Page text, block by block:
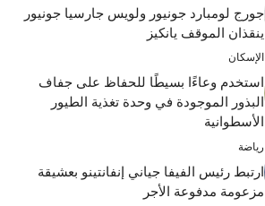
جورج لومبارد جونيور ولويس جارسيا جونيور
ينقذان الموقف يانكيز
الإسكان
استخدم وعاءًا بسيطًا للحفاظ على جفاف
البذور الموجودة في وحدة تغذية الطيور
الأسطوانية
رياضة
ارتبط رئيس الفيفا جياني إنفانتينو بعشيقة
مزعومة مدفوعة الأجر